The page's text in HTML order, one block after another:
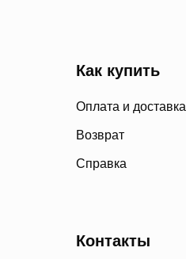
Как купить
Оплата и доставка
Возврат
Справка
Контакты